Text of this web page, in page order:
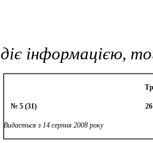
№ 5 (31)
Видається з 14 серпня 2008 року